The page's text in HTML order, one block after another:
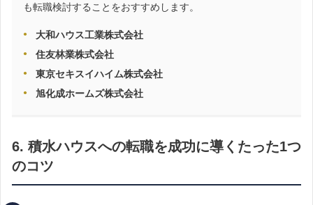
も転職検討することをおすすめします。
大和ハウス工業株式会社
住友林業株式会社
東京セキスイハイム株式会社
旭化成ホームズ株式会社
6. 積水ハウスへの転職を成功に導くたった1つ
のコツ